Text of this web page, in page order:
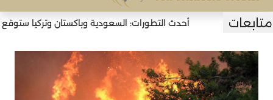
أحدث التطورات: السعودية وباكستان وتركيا ستوقع